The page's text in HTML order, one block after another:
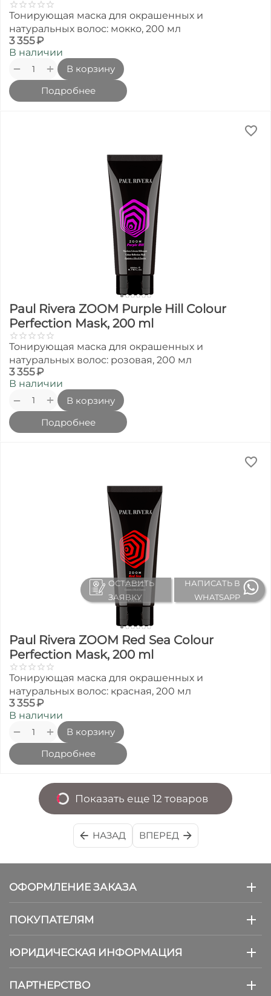
Тонирующая маска для окрашенных и
натуральных волос: мокко, 200 мл
3 355₽
В наличии
+
−
В корзину
Подробнее
Paul Rivera ZOOM Purple Hill Colour
Perfection Mask, 200 ml
Тонирующая маска для окрашенных и
натуральных волос: розовая, 200 мл
3 355₽
В наличии
+
−
В корзину
Подробнее
Paul Rivera ZOOM Red Sea Colour
Perfection Mask, 200 ml
Тонирующая маска для окрашенных и
натуральных волос: красная, 200 мл
3 355₽
В наличии
+
−
В корзину
Подробнее
Показать еще 12 товаров
НАЗАД ВПЕРЕД
ОФОРМЛЕНИЕ ЗАКАЗА
ПОКУПАТЕЛЯМ
ЮРИДИЧЕСКАЯ ИНФОРМАЦИЯ
ПАРТНЕРСТВО
ОСТАВИТЬ
ЗАЯВКУ
НАПИСАТЬ В
WHATSAPP